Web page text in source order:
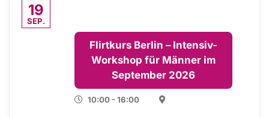
19
SEP.
Flirtkurs Berlin – Intensiv-
Workshop für Männer im
September 2026
10:00 - 16:00